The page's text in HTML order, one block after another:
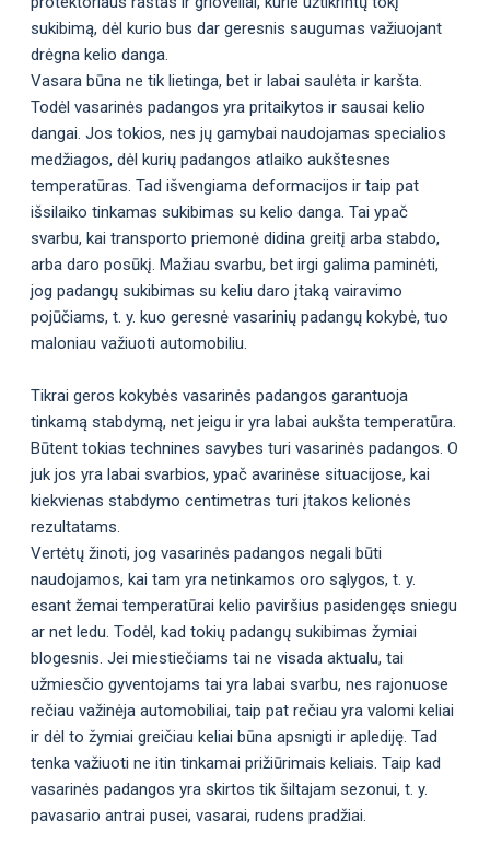
sukibimą, dėl kurio bus dar geresnis saugumas važiuojant
drėgna kelio danga.
Vasara būna ne tik lietinga, bet ir labai saulėta ir karšta.
Todėl vasarinės padangos yra pritaikytos ir sausai kelio
dangai. Jos tokios, nes jų gamybai naudojamas specialios
medžiagos, dėl kurių padangos atlaiko aukštesnes
temperatūras. Tad išvengiama deformacijos ir taip pat
išsilaiko tinkamas sukibimas su kelio danga. Tai ypač
svarbu, kai transporto priemonė didina greitį arba stabdo,
arba daro posūkį. Mažiau svarbu, bet irgi galima paminėti,
jog padangų sukibimas su keliu daro įtaką vairavimo
pojūčiams, t. y. kuo geresnė vasarinių padangų kokybė, tuo
maloniau važiuoti automobiliu.
Tikrai geros kokybės vasarinės padangos garantuoja
tinkamą stabdymą, net jeigu ir yra labai aukšta temperatūra.
Būtent tokias technines savybes turi vasarinės padangos. O
juk jos yra labai svarbios, ypač avarinėse situacijose, kai
kiekvienas stabdymo centimetras turi įtakos kelionės
rezultatams.
Vertėtų žinoti, jog vasarinės padangos negali būti
naudojamos, kai tam yra netinkamos oro sąlygos, t. y.
esant žemai temperatūrai kelio paviršius pasidengęs sniegu
ar net ledu. Todėl, kad tokių padangų sukibimas žymiai
blogesnis. Jei miestiečiams tai ne visada aktualu, tai
užmiesčio gyventojams tai yra labai svarbu, nes rajonuose
rečiau važinėja automobiliai, taip pat rečiau yra valomi keliai
ir dėl to žymiai greičiau keliai būna apsnigti ir aplediję. Tad
tenka važiuoti ne itin tinkamai prižiūrimais keliais. Taip kad
vasarinės padangos yra skirtos tik šiltajam sezonui, t. y.
pavasario antrai pusei, vasarai, rudens pradžiai.